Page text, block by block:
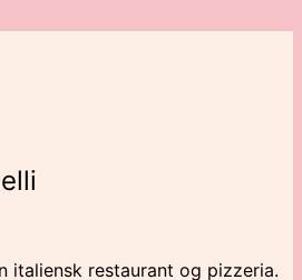
italiensk restaurant og pizzeria.